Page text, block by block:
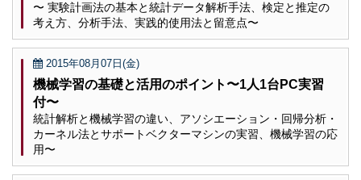
〜 実験計画法の基本と統計データ解析手法、検定と推定の
考え方、分析手法、実践的使用法と留意点〜
2015年08月07日(金)
機械学習の基礎と活用のポイント〜1人1台PC実習
付〜
統計解析と機械学習の違い、アソシエーション・回帰分析・
カーネル法とサポートベクターマシンの実習、機械学習の応
用〜